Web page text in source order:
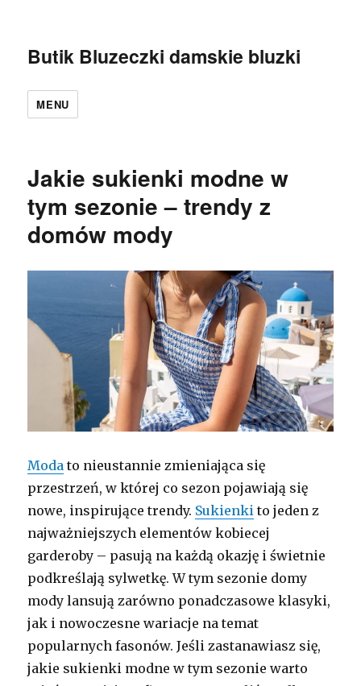
Butik Bluzeczki damskie bluzki
MENU
Jakie sukienki modne w
tym sezonie – trendy z
domów mody
Moda to nieustannie zmieniająca się
przestrzeń, w której co sezon pojawiają się
nowe, inspirujące trendy. Sukienki to jeden z
najważniejszych elementów kobiecej
garderoby – pasują na każdą okazję i świetnie
podkreślają sylwetkę. W tym sezonie domy
mody lansują zarówno ponadczasowe klasyki,
jak i nowoczesne wariacje na temat
popularnych fasonów. Jeśli zastanawiasz się,
jakie sukienki modne w tym sezonie warto